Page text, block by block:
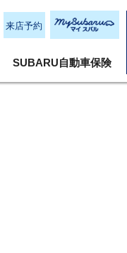
来店予約
SUBARU自動車保険